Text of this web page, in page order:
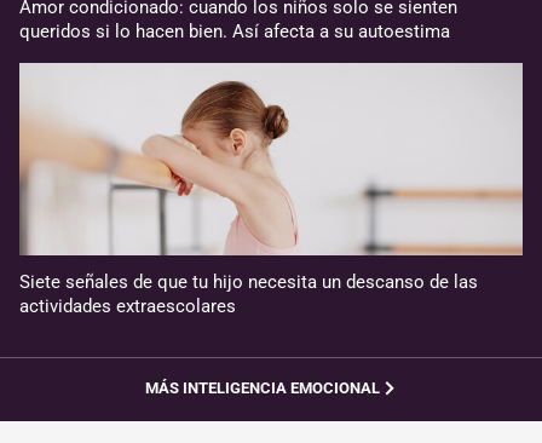
Amor condicionado: cuando los niños solo se sienten
queridos si lo hacen bien. Así afecta a su autoestima
Siete señales de que tu hijo necesita un descanso de las
actividades extraescolares
MÁS INTELIGENCIA EMOCIONAL